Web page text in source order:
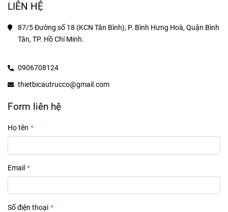
LIÊN HỆ
87/5 Đường số 18 (KCN Tân Bình), P. Bình Hưng Hoà, Quận Bình
Tân, TP. Hồ Chí Minh.
0906708124
thietbicautrucco@gmail.com
Form liên hệ
Họ tên
Email
Số điện thoại